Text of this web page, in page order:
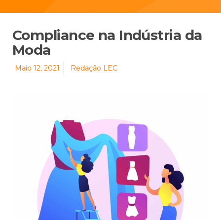
Compliance na Indústria da
Moda
Maio 12, 2021 Redação LEC